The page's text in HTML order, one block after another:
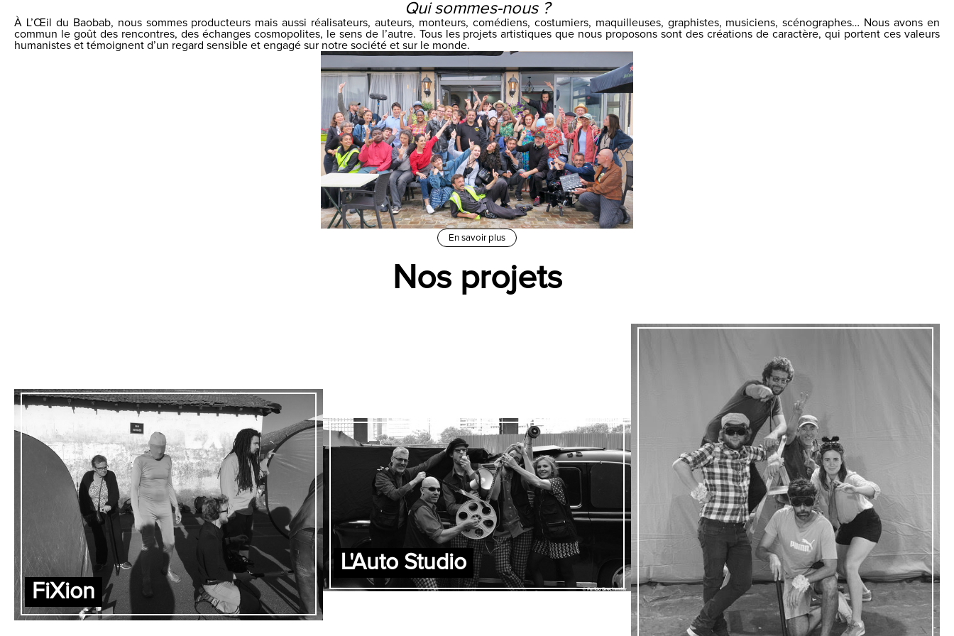
Qui sommes-nous ?
À L’Œil du Baobab, nous sommes producteurs mais aussi réalisateurs, auteurs, monteurs, comédiens, costumiers, maquilleuses, graphistes, musiciens, scénographes… Nous avons en
commun le goût des rencontres, des échanges cosmopolites, le sens de l’autre. Tous les projets artistiques que nous proposons sont des créations de caractère, qui portent ces valeurs
humanistes et témoignent d’un regard sensible et engagé sur notre société et sur le monde.
En savoir plus
Nos projets
FiXion
L'Auto Studio